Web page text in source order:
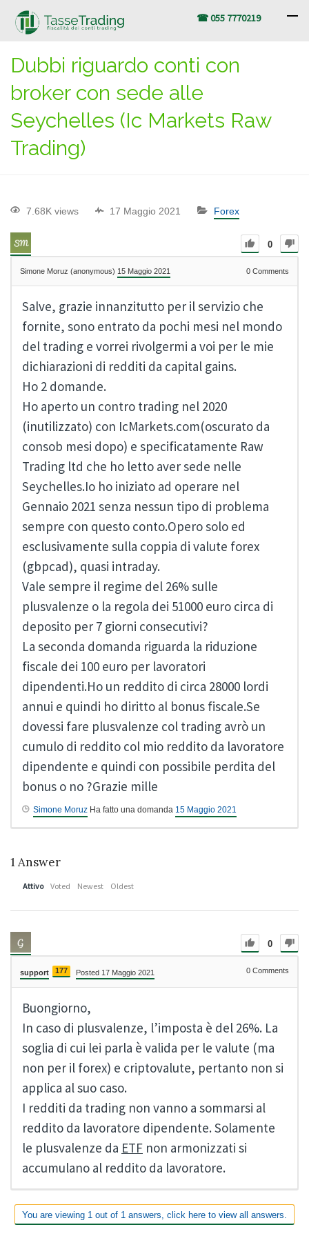
☎ 055 7770219
Dubbi riguardo conti con
broker con sede alle
Seychelles (Ic Markets Raw
Trading)
7.68K views 17 Maggio 2021 Forex
0
Simone Moruz (anonymous) 15 Maggio 2021 0 Comments
Salve, grazie innanzitutto per il servizio che
fornite, sono entrato da pochi mesi nel mondo
del trading e vorrei rivolgermi a voi per le mie
dichiarazioni di redditi da capital gains.
Ho 2 domande.
Ho aperto un contro trading nel 2020
(inutilizzato) con IcMarkets.com(oscurato da
consob mesi dopo) e specificatamente Raw
Trading ltd che ho letto aver sede nelle
Seychelles.Io ho iniziato ad operare nel
Gennaio 2021 senza nessun tipo di problema
sempre con questo conto.Opero solo ed
esclusivamente sulla coppia di valute forex
(gbpcad), quasi intraday.
Vale sempre il regime del 26% sulle
plusvalenze o la regola dei 51000 euro circa di
deposito per 7 giorni consecutivi?
La seconda domanda riguarda la riduzione
fiscale dei 100 euro per lavoratori
dipendenti.Ho un reddito di circa 28000 lordi
annui e quindi ho diritto al bonus fiscale.Se
dovessi fare plusvalenze col trading avrò un
cumulo di reddito col mio reddito da lavoratore
dipendente e quindi con possibile perdita del
bonus o no ?Grazie mille
Simone Moruz Ha fatto una domanda 15 Maggio 2021
1 Answer
Attivo Voted Newest Oldest
0
support 177 Posted 17 Maggio 2021 0 Comments
Buongiorno,
In caso di plusvalenze, l’imposta è del 26%. La
soglia di cui lei parla è valida per le valute (ma
non per il forex) e criptovalute, pertanto non si
applica al suo caso.
I redditi da trading non vanno a sommarsi al
reddito da lavoratore dipendente. Solamente
le plusvalenze da ETF non armonizzati si
accumulano al reddito da lavoratore.
You are viewing 1 out of 1 answers, click here to view all answers.